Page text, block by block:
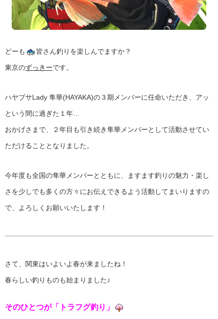
どーも 皆さん釣りを楽しんでますか？
東京のずっきーです。
ハヤブサLady 隼華(HAYAKA)の３期メンバーに任命いただき、アッ
という間に過ぎた１年…
おかげさまで、２年目も引き続き隼華メンバーとして活動させてい
ただけることとなりました。
今年度も全国の隼華メンバーとともに、ますます釣りの魅力・楽し
さを少しでも多くの方々にお伝えできるよう活動してまいりますの
で、よろしくお願いいたします！
さて、関東はいよいよ春が来ましたね！
春らしい釣りものも始まりました♪
そのひとつが「トラフグ釣り」